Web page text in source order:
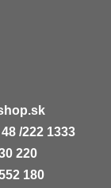
48 /222 1333
220
180